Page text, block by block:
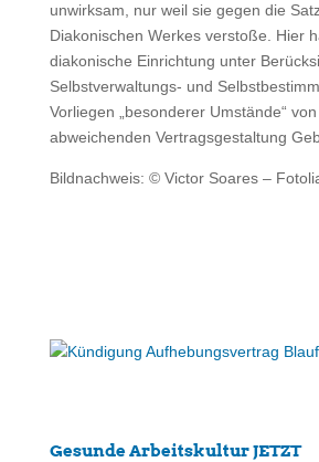
unwirksam, nur weil sie gegen die
Diakonischen Werkes verstoße. Hier
diakonische Einrichtung unter
Selbstverwaltungs- und
Vorliegen „besonderer Umstände“
abweichenden Vertragsgestaltung
Bildnachweis: © Victor Soares –
Gesunde Arbeitskultur JETZT